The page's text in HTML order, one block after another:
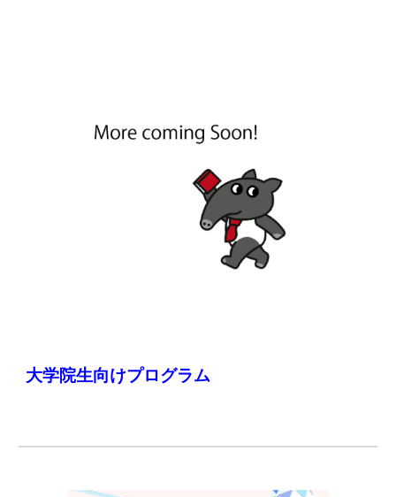
大学院生向けプログラム